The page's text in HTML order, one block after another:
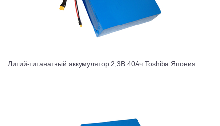
Литий-титанатный аккумулятор 2,3В 40Ач Toshiba Япония